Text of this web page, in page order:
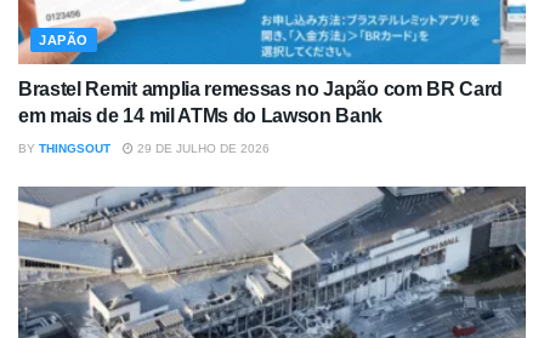
JAPÃO
Brastel Remit amplia remessas no Japão com BR Card
em mais de 14 mil ATMs do Lawson Bank
BY THINGSOUT 29 DE JULHO DE 2026